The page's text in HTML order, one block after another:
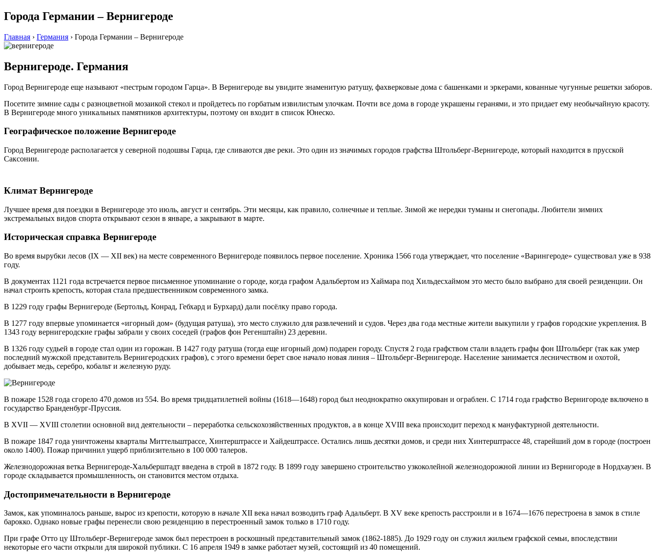
Города Германии – Вернигероде
Главная › Германия › Города Германии – Вернигероде
Вернигероде. Германия
Город Вернигероде еще называют «пестрым городом Гарца». В Вернигероде вы увидите знаменитую ратушу, фахверковые дома с башенками и эркерами, кованные чугунные решетки заборов.
Посетите зимние сады с разноцветной мозаикой стекол и пройдетесь по горбатым извилистым улочкам. Почти все дома в городе украшены геранями, и это придает ему необычайную красоту.
В Вернигероде много уникальных памятников архитектуры, поэтому он входит в список Юнеско.
Географическое положение Вернигероде
Город Вернигероде располагается у северной подошвы Гарца, где сливаются две реки. Это один из значимых городов графства Штольберг-Вернигероде, который находится в прусской
Саксонии.
Климат Вернигероде
Лучшее время для поездки в Вернигероде это июль, август и сентябрь. Эти месяцы, как правило, солнечные и теплые. Зимой же нередки туманы и снегопады. Любители зимних
экстремальных видов спорта открывают сезон в январе, а закрывают в марте.
Историческая справка Вернигероде
Во время вырубки лесов (IX — XII век) на месте современного Вернигероде появилось первое поселение. Хроника 1566 года утверждает, что поселение «Варингероде» существовал уже в 938
году.
В документах 1121 года встречается первое письменное упоминание о городе, когда графом Адальбертом из Хаймара под Хильдесхаймом это место было выбрано для своей резиденции. Он
начал строить крепость, которая стала предшественником современного замка.
В 1229 году графы Вернигероде (Бертольд, Конрад, Гебхард и Бурхард) дали посёлку право города.
В 1277 году впервые упоминается «игорный дом» (будущая ратуша), это место служило для развлечений и судов. Через два года местные жители выкупили у графов городские укрепления. В
1343 году вернигеродские графы забрали у своих соседей (графов фон Регенштайн) 23 деревни.
В 1326 году судьей в городе стал один из горожан. В 1427 году ратуша (тогда еще игорный дом) подарен городу. Спустя 2 года графством стали владеть графы фон Штольберг (так как умер
последний мужской представитель Вернигеродских графов), с этого времени берет свое начало новая линия – Штольберг-Вернигероде. Население занимается лесничеством и охотой,
добывает медь, серебро, кобальт и железную руду.
В пожаре 1528 года сгорело 470 домов из 554. Во время тридцатилетней войны (1618—1648) город был неоднократно оккупирован и ограблен. С 1714 года графство Вернигороде включено в
государство Бранденбург-Пруссия.
В XVII — XVIII столетии основной вид деятельности – переработка сельскохозяйственных продуктов, а в конце XVIII века происходит переход к мануфактурной деятельности.
В пожаре 1847 года уничтожены кварталы Миттельштрассе, Хинтерштрассе и Хайдештрассе. Остались лишь десятки домов, и среди них Хинтерштрассе 48, старейший дом в городе (построен
около 1400). Пожар причинил ущерб приблизительно в 100 000 талеров.
Железнодорожная ветка Вернигероде-Хальберштадт введена в строй в 1872 году. В 1899 году завершено строительство узкоколейной железнодорожной линии из Вернигороде в Нордхаузен. В
городе складывается промышленность, он становится местом отдыха.
Достопримечательности в Вернигероде
Замок, как упоминалось раньше, вырос из крепости, которую в начале XII века начал возводить граф Адальберт. В XV веке крепость расстроили и в 1674—1676 перестроена в замок в стиле
барокко. Однако новые графы перенесли свою резиденцию в перестроенный замок только в 1710 году.
При графе Отто цу Штольберг-Вернигероде замок был перестроен в роскошный представительный замок (1862-1885). До 1929 году он служил жильем графской семьи, впоследствии
некоторые его части открыли для широкой публики. С 16 апреля 1949 в замке работает музей, состоящий из 40 помещений.